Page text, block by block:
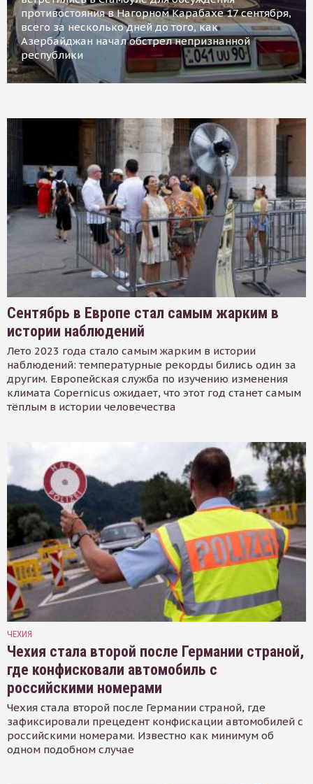
противостояния в Нагорном Карабахе 17 сентября,
всего за несколько дней до того, как
Азербайджан начал обстрел непризнанной
республики
Сентябрь в Европе стал самым жарким в
истории наблюдений
Лето 2023 года стало самым жарким в истории
наблюдений: температурные рекорды бились один за
другим. Европейская служба по изучению изменения
климата Copernicus ожидает, что этот год станет самым
тёплым в истории человечества
ЧЕХИЯ
Чехия стала второй после Германии страной,
где конфисковали автомобиль с
российскими номерами
Чехия стала второй после Германии страной, где
зафиксировали прецедент конфискации автомобилей с
российскими номерами. Известно как минимум об
одном подобном случае